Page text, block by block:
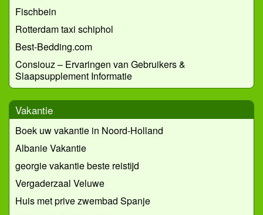
Fischbein
Rotterdam taxi schiphol
Best-Bedding.com
Consiouz – Ervaringen van Gebruikers &
Slaapsupplement Informatie
Vakantie
Boek uw vakantie in Noord-Holland
Albanie Vakantie
georgie vakantie beste reistijd
Vergaderzaal Veluwe
Huis met prive zwembad Spanje